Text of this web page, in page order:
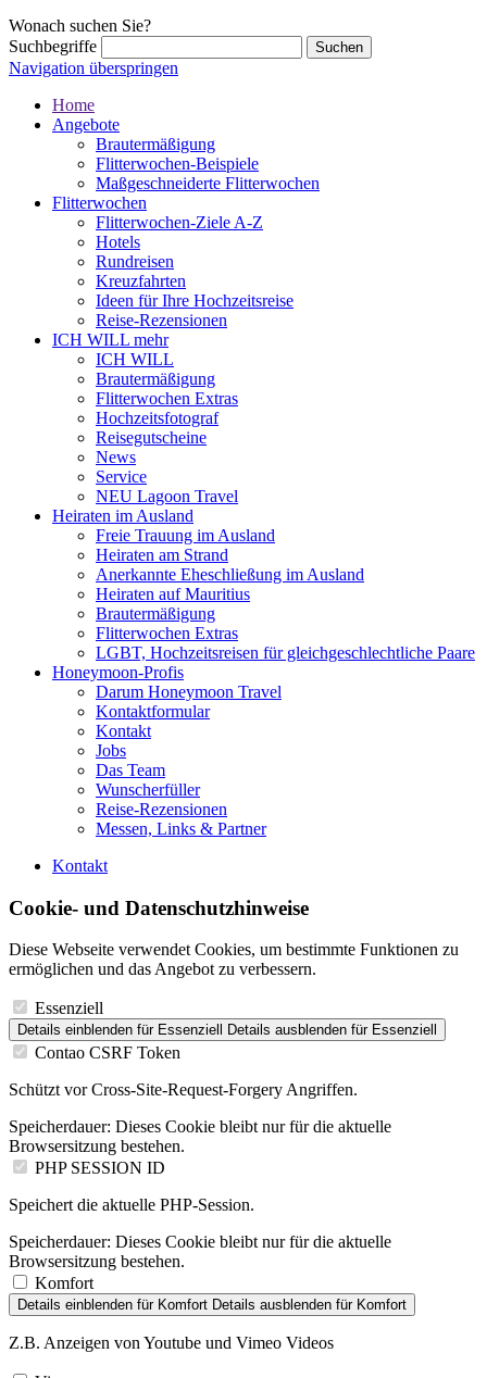
Wonach suchen Sie?
Suchbegriffe
Navigation überspringen
Home
Angebote
Brautermäßigung
Flitterwochen-Beispiele
Maßgeschneiderte Flitterwochen
Flitterwochen
Flitterwochen-Ziele A-Z
Hotels
Rundreisen
Kreuzfahrten
Ideen für Ihre Hochzeitsreise
Reise-Rezensionen
ICH WILL mehr
ICH WILL
Brautermäßigung
Flitterwochen Extras
Hochzeitsfotograf
Reisegutscheine
News
Service
NEU Lagoon Travel
Heiraten im Ausland
Freie Trauung im Ausland
Heiraten am Strand
Anerkannte Eheschließung im Ausland
Heiraten auf Mauritius
Brautermäßigung
Flitterwochen Extras
LGBT, Hochzeitsreisen für gleichgeschlechtliche Paare
Honeymoon-Profis
Darum Honeymoon Travel
Kontaktformular
Kontakt
Jobs
Das Team
Wunscherfüller
Reise-Rezensionen
Messen, Links & Partner
Kontakt
Cookie- und Datenschutzhinweise
Diese Webseite verwendet Cookies, um bestimmte Funktionen zu
ermöglichen und das Angebot zu verbessern.
Essenziell
Details einblenden für Essenziell Details ausblenden für Essenziell
Contao CSRF Token
Schützt vor Cross-Site-Request-Forgery Angriffen.
Speicherdauer: Dieses Cookie bleibt nur für die aktuelle
Browsersitzung bestehen.
PHP SESSION ID
Speichert die aktuelle PHP-Session.
Speicherdauer: Dieses Cookie bleibt nur für die aktuelle
Browsersitzung bestehen.
Komfort
Details einblenden für Komfort Details ausblenden für Komfort
Z.B. Anzeigen von Youtube und Vimeo Videos